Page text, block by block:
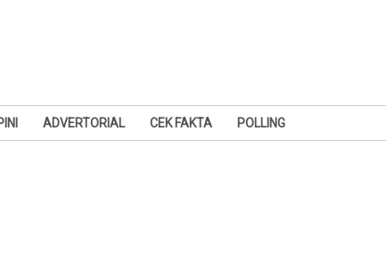
ADVERTORIAL CEK FAKTA POLLING